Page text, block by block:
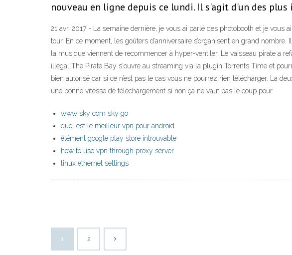
nouveau en ligne depuis ce lundi. Il s'agit d'un des
21 avr. 2017 - La semaine dernière, je vous ai parlé des photobooth et je vous
tour. En ce moment, les goûters d’anniversaire s’organisent en grand
la musique viennent de recommencer à hyper-ventiler. Le vaisseau pirate a
illégal The Pirate Bay s'ouvre au streaming via la plugin Torrents Time et
bien autorisé car si ce n’est pas le cas vous ne pourrez rien télécharger. La
une bonne vitesse de téléchargement si non ça ne vaut pas le coup pour
www sky com sky go
quel est le meilleur vpn pour android
élément google play store introuvable
how to use vpn through proxy server
linux ethernet settings
1 2